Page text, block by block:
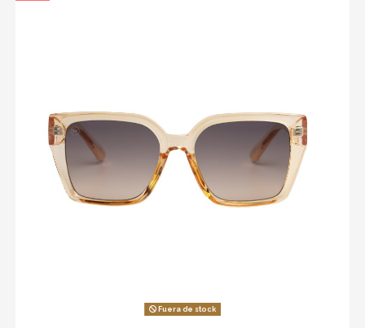
Fuera de stock